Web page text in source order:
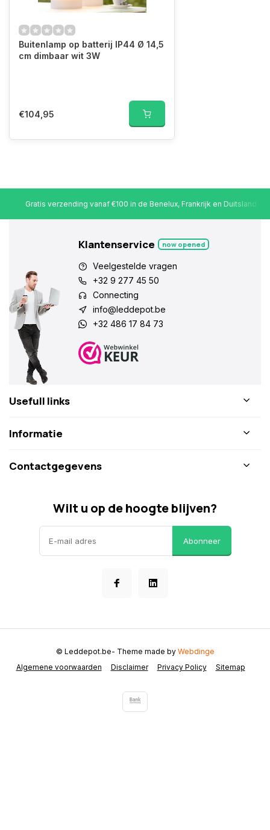
Buitenlamp op batterij IP44 Ø 14,5
cm dimbaar wit 3W
€104,95
Gratis verzending vanaf €100 in de Benelux, Frankrijk en Duitsland
Klantenservice now opened
Veelgestelde vragen
+32 9 277 45 50
Connecting
info@leddepot.be
+32 486 17 84 73
Usefull links
Informatie
Contactgegevens
Wilt u op de hoogte blijven?
Abonneer
Algemene voorwaarden Disclaimer Privacy Policy Sitemap
© Leddepot.be- Theme made by Webdinge